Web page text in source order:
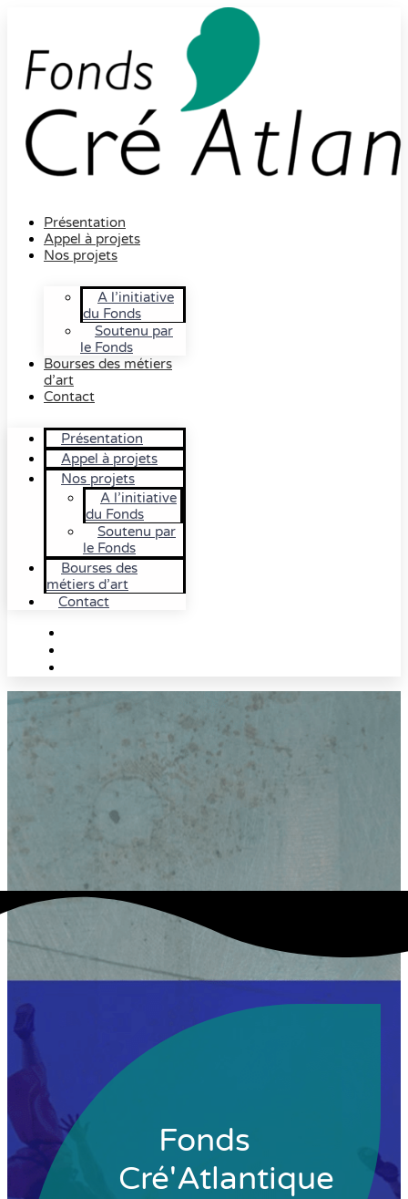
Présentation
Appel à projets
Nos projets
A l’initiative
du Fonds
Soutenu par
le Fonds
Bourses des métiers
d’art
Contact
Présentation
Appel à projets
Nos projets
A l’initiative
du Fonds
Soutenu par
le Fonds
Bourses des
métiers d’art
Contact
Fonds
Cré'Atlantique